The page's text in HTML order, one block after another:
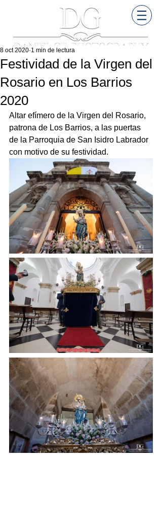
Festividad de la Virgen del
Rosario en Los Barrios
2020
8 oct 2020 1 min de lectura
Altar efímero de la Virgen del Rosario,
patrona de Los Barrios, a las puertas
de la Parroquia de San Isidro Labrador
con motivo de su festividad.